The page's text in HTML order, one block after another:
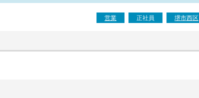
営業 正社員 堺市西区